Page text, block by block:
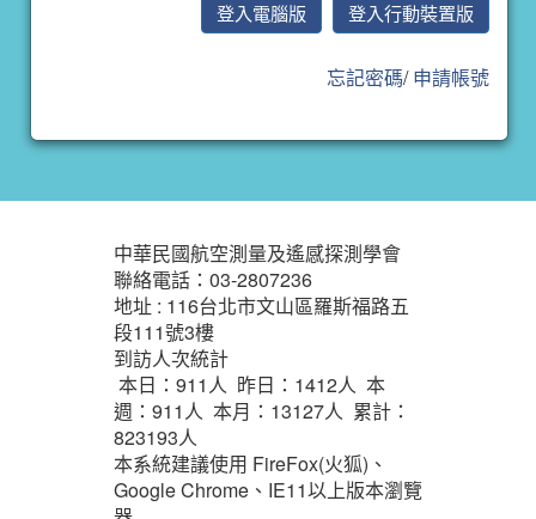
忘記密碼/申請帳號
:::
中華民國航空測量及遙感探測學會
聯絡電話：03-2807236
地址 : 116台北市文山區羅斯福路五
段111號3樓
到訪人次統計
本日： 911人 昨日： 1412人 本
週： 911人 本月： 13127人 累計：
823193人
本系統建議使用 FireFox(火狐)、
Google Chrome、IE11以上版本瀏覽